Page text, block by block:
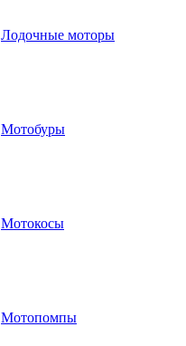
Лодочные моторы
Мотобуры
Мотокосы
Мотопомпы